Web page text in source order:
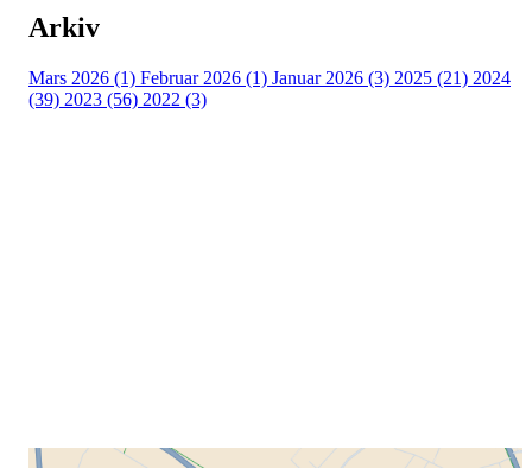
Arkiv
Mars 2026 (1) Februar 2026 (1) Januar 2026 (3) 2025 (21) 2024
(39) 2023 (56) 2022 (3)